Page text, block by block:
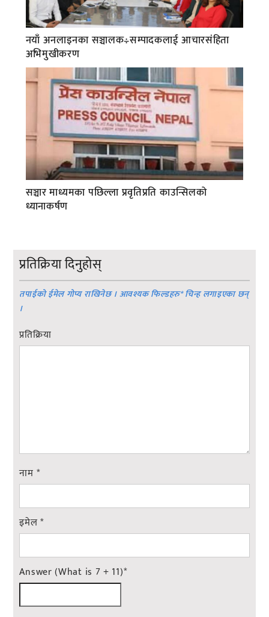
नयाँ अनलाइनका सञ्चालक÷सम्पादकलाई आचारसंहिता
अभिमुखीकरण
सञ्चार माध्यमका पछिल्ला प्रवृतिप्रति काउन्सिलको
ध्यानाकर्षण
प्रतिक्रिया दिनुहोस्
तपाईको ईमेल गोप्य राखिनेछ । आवश्यक फिल्डहरु*चिन्ह लगाइएका छन्
।
प्रतिक्रिया
नाम *
इमेल*
Answer (What is 7 + 11)*